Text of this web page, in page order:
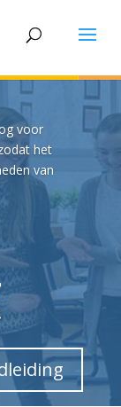
voor
het
van